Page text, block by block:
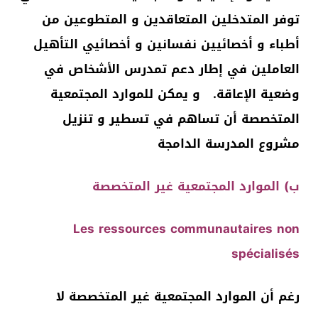
توفر المتدخلين المتعاقدين و المتطوعين من
أطباء و أخصائيين نفسانين و أخصائيي التأهيل
العاملين في إطار دعم تمدرس الأشخاص في
وضعية الإعاقة. و يمكن للموارد المجتمعية
المتخصصة أن تساهم في تسطير و تنزيل
مشروع المدرسة الدامجة
ب) الموارد المجتمعية غير المتخصصة
Les ressources communautaires non
spécialisés
رغم أن الموارد المجتمعية غير المتخصصة لا